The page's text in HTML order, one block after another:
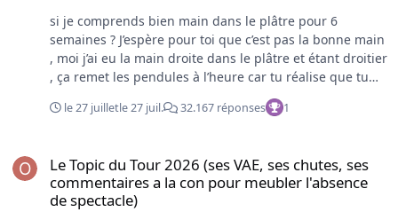
si je comprends bien main dans le plâtre pour 6
semaines ? J’espère pour toi que c’est pas la bonne main
, moi j’ai eu la main droite dans le plâtre et étant droitier
, ça remet les pendules à l’heure car tu réalise que tu
sais plus rien faire mais on finit par se débrouiller ,
courage et bon rétablissement
le 27 juilletle 27 juil. 32.167 réponses 1
Le Topic du Tour 2026 (ses VAE, ses chutes, ses
commentaires a la con pour meubler l'absence
de spectacle)